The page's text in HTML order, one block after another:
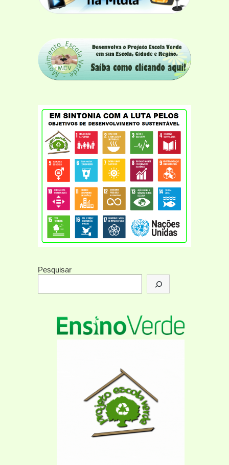
Pesquisar